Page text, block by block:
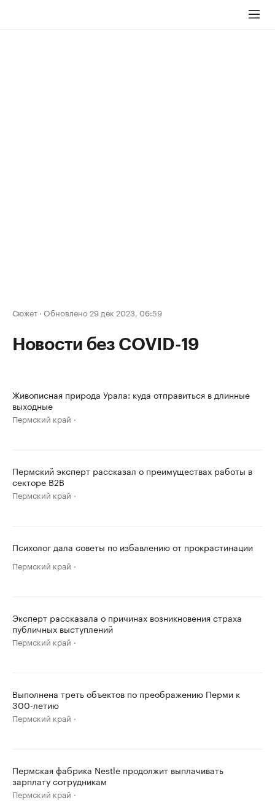
Сюжет · Обновлено 29 дек 2023, 06:59
Новости без COVID-19
Живописная природа Урала: куда отправиться в длинные
выходные
Пермский край
Пермский эксперт рассказал о преимуществах работы в
секторе B2B
Пермский край
Психолог дала советы по избавлению от прокрастинации
Пермский край
Эксперт рассказала о причинах возникновения страха
публичных выступлений
Пермский край
Выполнена треть объектов по преображению Перми к
300-летию
Пермский край
Пермская фабрика Nestle продолжит выплачивать
зарплату сотрудникам
Пермский край